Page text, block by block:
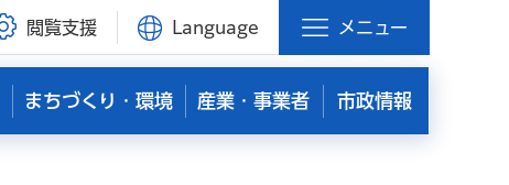
閲覧支援 Language メニュー
まちづくり・環境 産業・事業者 市政情報